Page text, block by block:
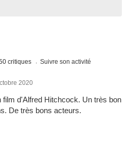
critiques Suivre son activité
2020
d'Alfred Hitchcock. Un très bon
De très bons acteurs.